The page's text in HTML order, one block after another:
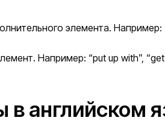
элемента. Например:
Например: “put up with”, “get
английском